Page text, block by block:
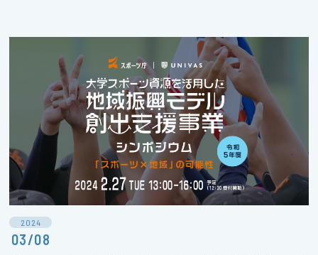
2024
03/08